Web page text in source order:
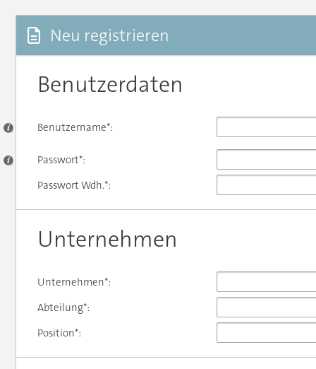
Neu registrieren
Benutzerdaten
Benutzername*:
Passwort*:
Passwort Wdh.*:
Unternehmen
Unternehmen*:
Abteilung*:
Position*: